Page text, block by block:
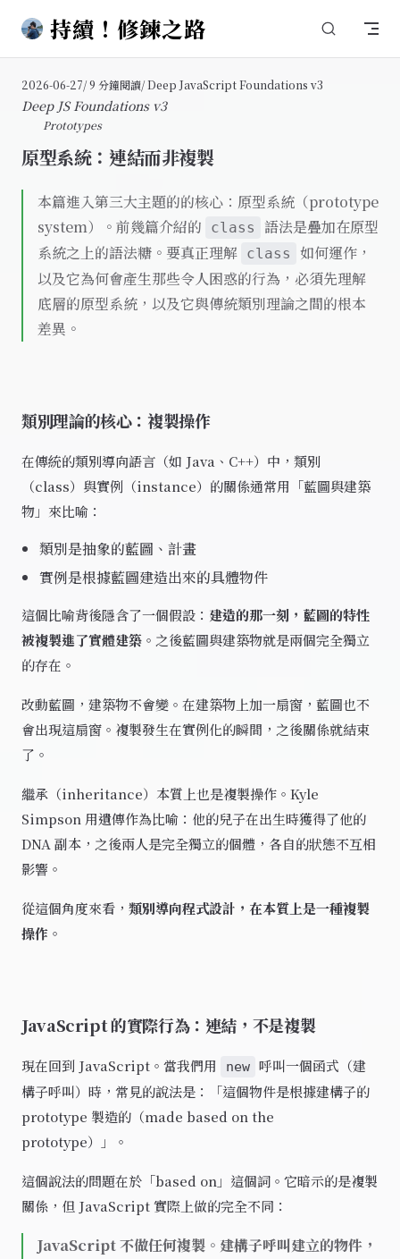
Skip to content
持續！修鍊之路
2026-06-27/ 9 分鐘閱讀/ Deep JavaScript Foundations v3
Deep JS Foundations v3
Prototypes
原型系統：連結而非複製
本篇進入第三大主題的的核心：原型系統（prototype
system）。前幾篇介紹的
class
語法是疊加在原型
系統之上的語法糖。要真正理解 class
如何運作，
以及它為何會產生那些令人困惑的行為，必須先理解
底層的原型系統，以及它與傳統類別理論之間的根本
差異。
類別理論的核心：複製操作
在傳統的類別導向語言（如 Java、C++）中，類別
（class）與實例（instance）的關係通常用「藍圖與建築
物」來比喻：
類別是抽象的藍圖、計畫
實例是根據藍圖建造出來的具體物件
這個比喻背後隱含了一個假設： 建造的那一刻，藍圖的特性
被複製進了實體建築 。之後藍圖與建築物就是兩個完全獨立
的存在。
改動藍圖，建築物不會變。在建築物上加一扇窗，藍圖也不
會出現這扇窗。複製發生在實例化的瞬間，之後關係就結束
了。
繼承（inheritance）本質上也是複製操作。Kyle
Simpson 用遺傳作為比喻：他的兒子在出生時獲得了他的
DNA 副本，之後兩人是完全獨立的個體，各自的狀態不互相
影響。
從這個角度來看， 類別導向程式設計，在本質上是一種複製
操作 。
JavaScript 的實際行為：連結，不是複製
現在回到 JavaScript。當我們用 new 呼叫一個函式（建
構子呼叫）時，常見的說法是：「這個物件是根據建構子的
prototype 製造的（made based on the
prototype）」。
這個說法的問題在於「based on」這個詞。它暗示的是複製
關係，但 JavaScript 實際上做的完全不同：
JavaScript 不做任何複製。建構子呼叫建立的物件，